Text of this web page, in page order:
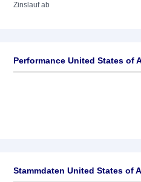
Zinslauf ab
Performance United States of
Stammdaten United States of